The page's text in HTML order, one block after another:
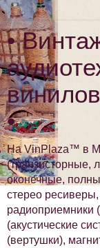
•
•
На VinPlaza™ в
(транзисторные,
оконечные,
стерео
радиоприемники
(акустические
(вертушки),